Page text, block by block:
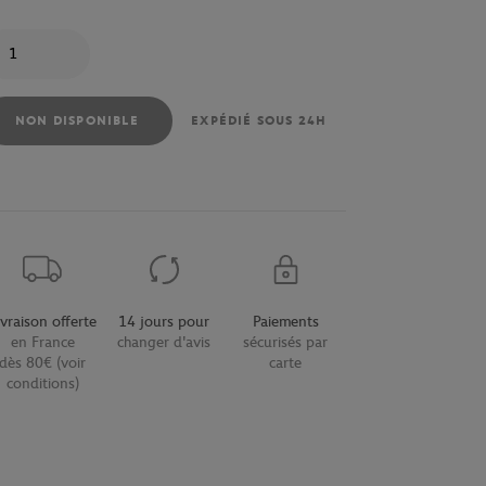
NON DISPONIBLE EXPÉDIÉ SOUS 24H
offerte
en France
dès 80€ (voir
conditions)
14 jours pour
changer d'avis
Paiements
sécurisés par
carte